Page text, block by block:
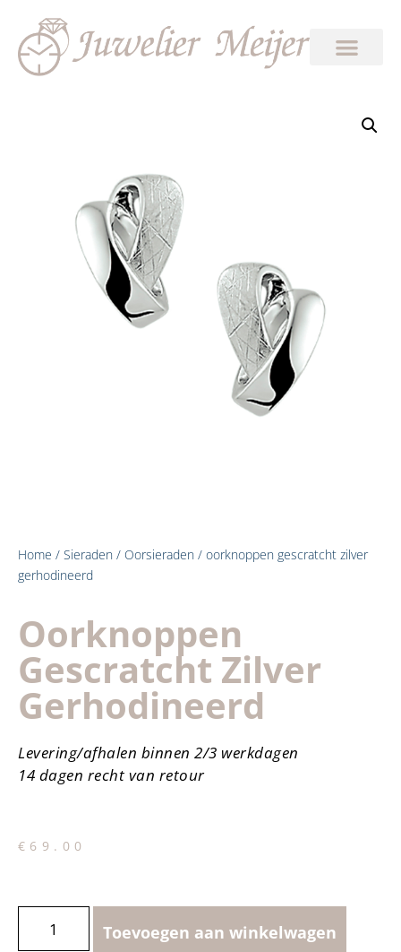
Home / Sieraden / Oorsieraden / oorknoppen gescratcht zilver
gerhodineerd
Oorknoppen
Gescratcht Zilver
Gerhodineerd
Levering/afhalen binnen 2/3 werkdagen
14 dagen recht van retour
€ 69.00
Toevoegen aan winkelwagen